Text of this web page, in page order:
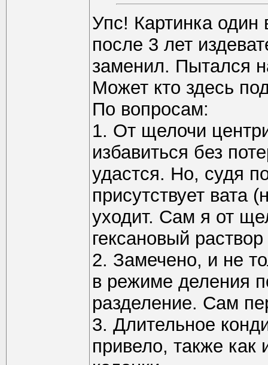
Упс! Картинка
после 3 лет
заменил. Пытался
Может кто здесь
По вопросам:
1. От щелочи
избавиться без
удастся. Но, судя
присутствует вата
уходит. Сам я от
гексановый
2. Замечено, и не
в режиме деления
разделение. Сам
3. Длительное
привело, также как